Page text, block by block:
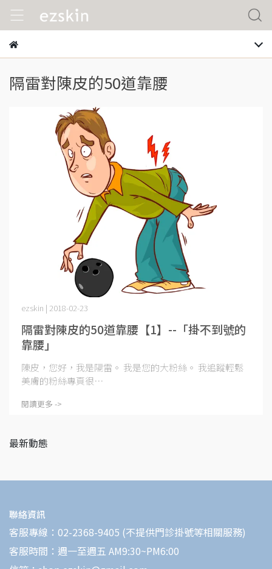
隔雷對陳皮的50道靠腰
隔雷對陳皮的50道靠腰【1】--「掛不到號的
靠腰」
ezskin | 2018-02-23
陳皮，您好，我是隔雷。 我是您的大粉絲。 我追蹤輕鬆
美膚的粉絲專頁很⋯
閱讀更多 ->
最新動態
聯絡資訊
客服專線：02-2368-9405 (不提供門診掛號等相關服務)
客服時間：週一至週五 AM9:30~PM6:00